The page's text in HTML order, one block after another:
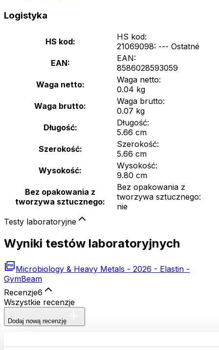
Logistyka
HS kod:
HS kod:
21069098: --- Ostatné
EAN:
EAN:
8586028593059
Waga netto:
Waga netto:
0.04 kg
Waga brutto:
Waga brutto:
0.07 kg
Długość:
Długość:
5.66 cm
Szerokość:
Szerokość:
5.66 cm
Wysokość:
Wysokość:
9.80 cm
Bez opakowania z
tworzywa sztucznego:
Bez opakowania z
tworzywa sztucznego:
nie
Testy laboratoryjne
Wyniki testów laboratoryjnych
Microbiology & Heavy Metals - 2026 - Elastin -
GymBeam
Recenzje6
Wszystkie recenzje
Dodaj nową recenzję